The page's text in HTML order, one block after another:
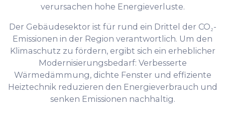
verursachen hohe Energieverluste.
Der Gebäudesektor ist für rund ein Drittel der CO₂-
Emissionen in der Region verantwortlich. Um den
Klimaschutz zu fördern, ergibt sich ein erheblicher
Modernisierungsbedarf: Verbesserte
Wärmedämmung, dichte Fenster und effiziente
Heiztechnik reduzieren den Energieverbrauch und
senken Emissionen nachhaltig.